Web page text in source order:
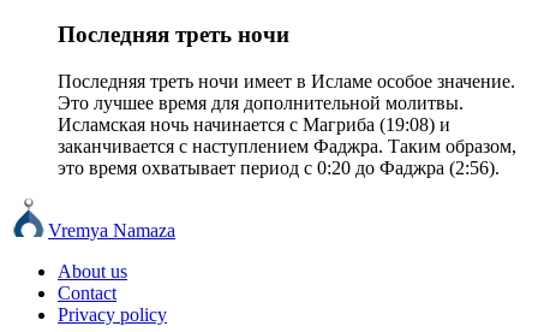
Последняя треть ночи
Последняя треть ночи имеет в Исламе особое значение.
Это лучшее время для дополнительной молитвы.
Исламская ночь начинается с Магриба (19:08) и
заканчивается с наступлением Фаджра. Таким образом,
это время охватывает период с 0:20 до Фаджра (2:56).
Vremya Namaza
About us
Contact
Privacy policy